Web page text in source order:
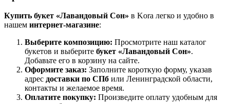
Купить букет «Лавандовый Сон» в Kora легко и удобно в
нашем интернет-магазине:
Выберите композицию: Просмотрите наш каталог
букетов и выберите букет «Лавандовый Сон».
Добавьте его в корзину на сайте.
Оформите заказ: Заполните короткую форму, указав
адрес доставки по СПб или Ленинградской области,
контакты и желаемое время.
Оплатите покупку: Произведите оплату удобным для